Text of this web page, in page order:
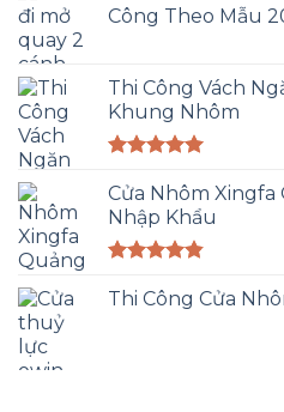
Công Theo Mẫu
Thi Công Vách
Khung Nhôm
hạng5.00
5 sao
Cửa Nhôm
Nhập Khẩu
hạng4.83
Thi Công Cửa